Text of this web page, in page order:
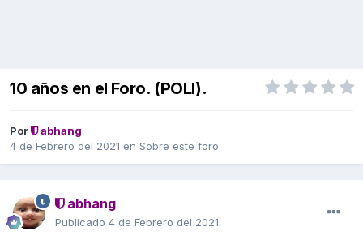
10 años en el Foro. (POLI).
Por
abhang
4 de Febrero del 2021 en Sobre este foro
abhang
Publicado 4 de Febrero del 2021